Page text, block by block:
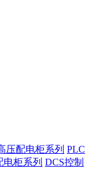
压配电柜系列 PLC
电柜系列 DCS控制